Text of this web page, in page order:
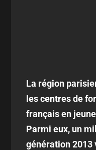
La région
les centres de
français en
Parmi eux, un
génération 2013